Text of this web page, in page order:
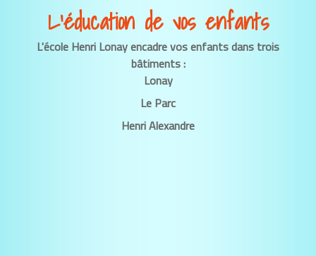
L’éducation de vos enfants
L'école Henri Lonay encadre vos enfants dans trois
bâtiments :
Lonay
Le Parc
Henri Alexandre